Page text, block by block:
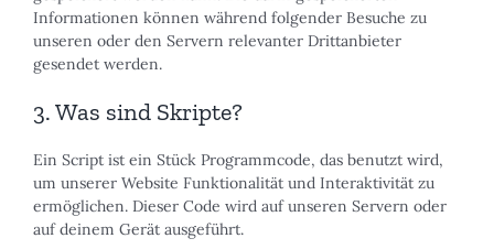
Informationen können während folgender Besuche zu
unseren oder den Servern relevanter Drittanbieter
gesendet werden.
3. Was sind Skripte?
Ein Script ist ein Stück Programmcode, das benutzt wird,
um unserer Website Funktionalität und Interaktivität zu
ermöglichen. Dieser Code wird auf unseren Servern oder
auf deinem Gerät ausgeführt.